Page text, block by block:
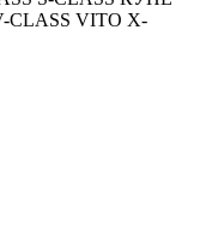
CLASS VITO X-